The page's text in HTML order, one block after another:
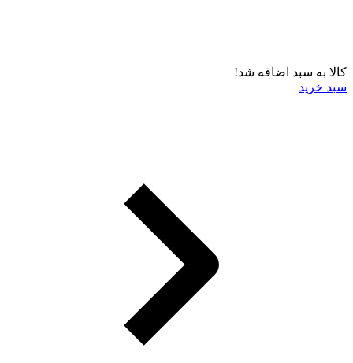
کالا به سبد اضافه شد!
سبد خرید